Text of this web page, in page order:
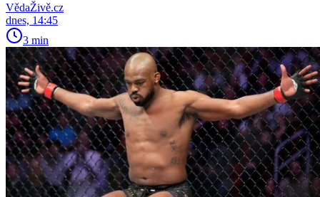
VědaŽivě.cz
dnes, 14:45
3 min